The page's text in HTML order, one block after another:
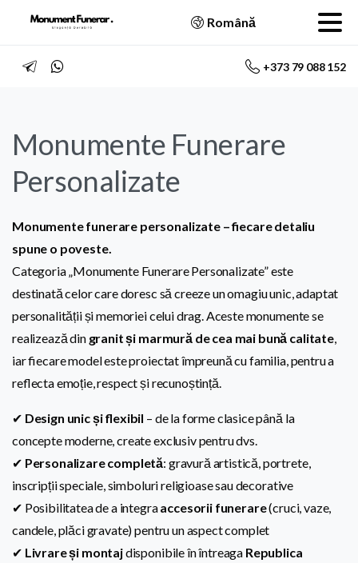
Română
+373 79 088 152
Monumente Funerare
Personalizate
Monumente funerare personalizate – fiecare detaliu
spune o poveste.
Categoria „Monumente Funerare Personalizate” este
destinată celor care doresc să creeze un omagiu unic, adaptat
personalității și memoriei celui drag. Aceste monumente se
realizează din granit și marmură de cea mai bună calitate,
iar fiecare model este proiectat împreună cu familia, pentru a
reflecta emoție, respect și recunoștință.
✔ Design unic și flexibil – de la forme clasice până la
concepte moderne, create exclusiv pentru dvs.
✔ Personalizare completă: gravură artistică, portrete,
inscripții speciale, simboluri religioase sau decorative
✔ Posibilitatea de a integraaccesorii funerare(cruci, vaze,
candele, plăci gravate) pentru un aspect complet
✔ Livrare și montajdisponibile în întreaga Republica